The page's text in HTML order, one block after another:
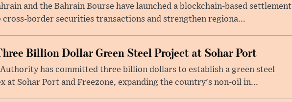
and the Bahrain Bourse have launched a blockchain-based settlement
border securities transactions and strengthen regiona...
Billion Dollar Green Steel Project at Sohar Port
has committed three billion dollars to establish a green steel
at Sohar Port and Freezone, expanding the country's non-oil in...